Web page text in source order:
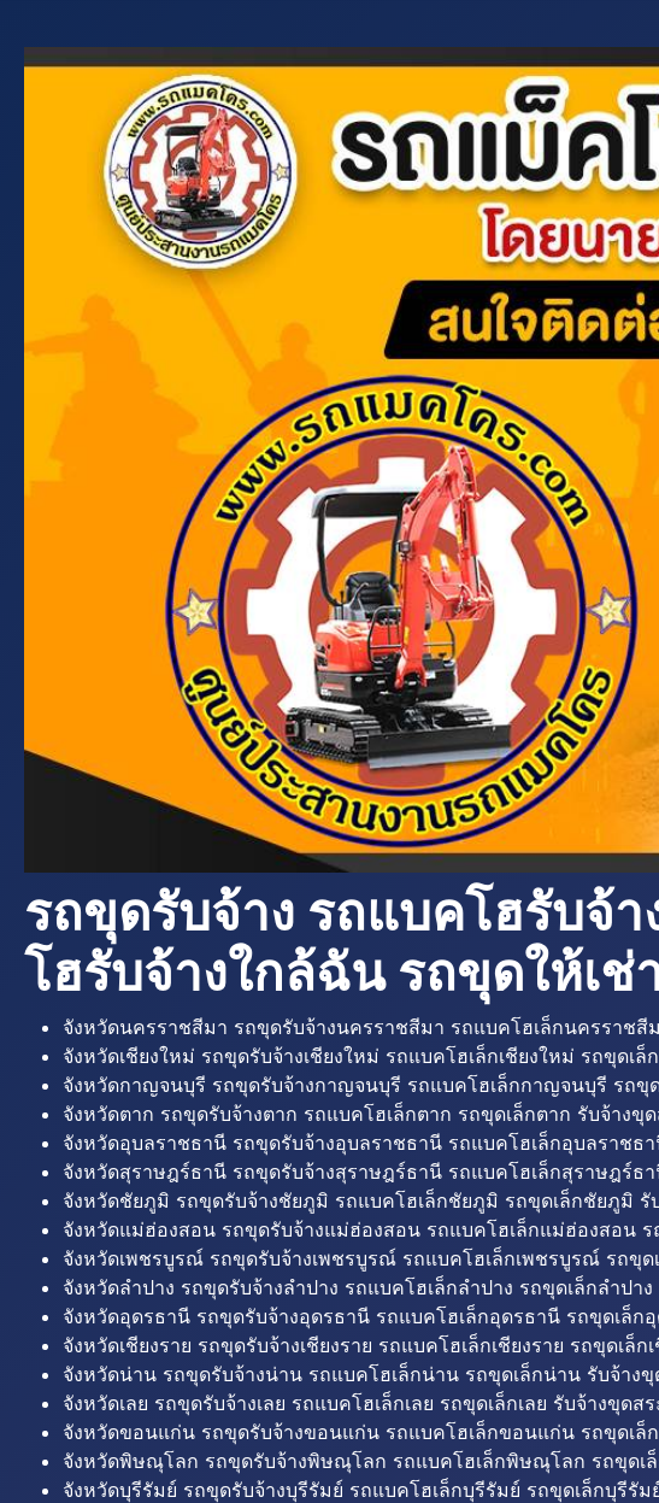
รถขุดรับจ้าง รถแบคโฮรับจ้
โฮรับจ้างใกล้ฉัน รถขุดให้เช่
จังหวัดนครราชสีมา รถขุดรับจ้างนครราชสีมา รถแบคโฮเล็กนครราช
จังหวัดเชียงใหม่ รถขุดรับจ้างเชียงใหม่ รถแบคโฮเล็กเชียงใหม่ รถขุดเ
จังหวัดกาญจนบุรี รถขุดรับจ้างกาญจนบุรี รถแบคโฮเล็กกาญจนบุรี รถ
จังหวัดตาก รถขุดรับจ้างตาก รถแบคโฮเล็กตาก รถขุดเล็กตาก รับจ้างขุ
จังหวัดอุบลราชธานี รถขุดรับจ้างอุบลราชธานี รถแบคโฮเล็กอุบลราช
จังหวัดสุราษฎร์ธานี รถขุดรับจ้างสุราษฎร์ธานี รถแบคโฮเล็กสุราษฎร์
จังหวัดชัยภูมิ รถขุดรับจ้างชัยภูมิ รถแบคโฮเล็กชัยภูมิ รถขุดเล็กชัยภูมิ
จังหวัดแม่ฮ่องสอน รถขุดรับจ้างแม่ฮ่องสอน รถแบคโฮเล็กแม่ฮ่องสอน
จังหวัดเพชรบูรณ์ รถขุดรับจ้างเพชรบูรณ์ รถแบคโฮเล็กเพชรบูรณ์ รถขุ
จังหวัดลำปาง รถขุดรับจ้างลำปาง รถแบคโฮเล็กลำปาง รถขุดเล็กลำปา
จังหวัดอุดรธานี รถขุดรับจ้างอุดรธานี รถแบคโฮเล็กอุดรธานี รถขุดเล็
จังหวัดเชียงราย รถขุดรับจ้างเชียงราย รถแบคโฮเล็กเชียงราย รถขุดเล็
จังหวัดน่าน รถขุดรับจ้างน่าน รถแบคโฮเล็กน่าน รถขุดเล็กน่าน รับจ้าง
จังหวัดเลย รถขุดรับจ้างเลย รถแบคโฮเล็กเลย รถขุดเล็กเลย รับจ้างขุดส
จังหวัดขอนแก่น รถขุดรับจ้างขอนแก่น รถแบคโฮเล็กขอนแก่น รถขุดเ
จังหวัดพิษณุโลก รถขุดรับจ้างพิษณุโลก รถแบคโฮเล็กพิษณุโลก รถขุด
จังหวัดบุรีรัมย์ รถขุดรับจ้างบุรีรัมย์ รถแบคโฮเล็กบุรีรัมย์ รถขุดเล็กบุรีรั